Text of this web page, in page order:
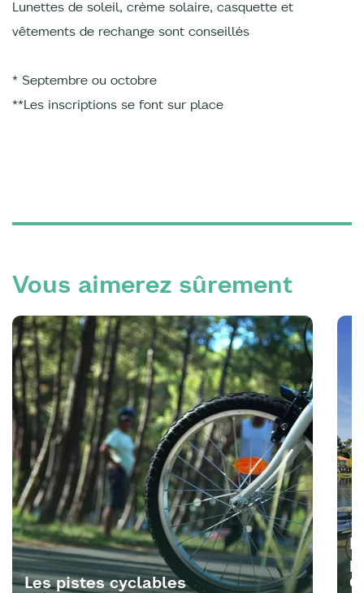
Lunettes de soleil, crème solaire, casquette et
vêtements de rechange sont conseillés
* Septembre ou octobre
**Les inscriptions se font sur place
Vous aimerez sûrement
Les pistes cyclables